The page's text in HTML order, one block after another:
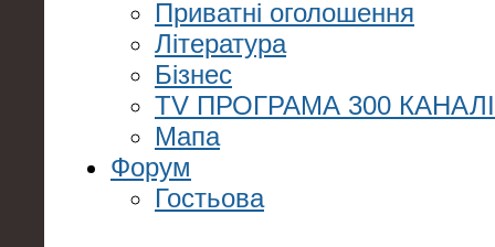
Приватні оголошення
Література
Бізнес
TV ПРОГРАМА 300
Мапа
Форум
Гостьова